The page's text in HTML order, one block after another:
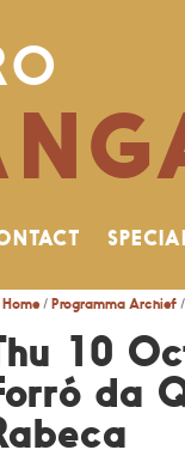
Home/ Programma Archief/
10
da